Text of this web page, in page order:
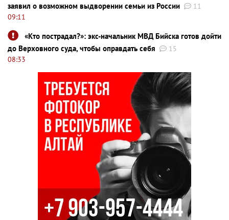
заявил о возможном выдворении семьи из России
11
09:11
«Кто пострадал?»: экс-начальник МВД Бийска готов дойти
до Верховного суда, чтобы оправдать себя
15
08:33